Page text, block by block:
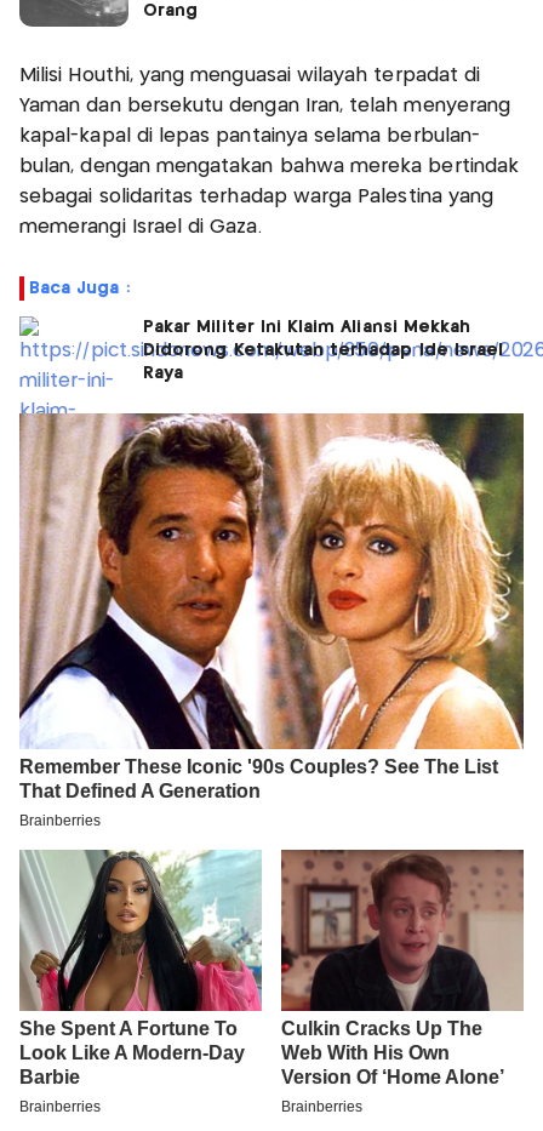
Orang
Milisi Houthi, yang menguasai wilayah terpadat di
Yaman dan bersekutu dengan Iran, telah menyerang
kapal-kapal di lepas pantainya selama berbulan-
bulan, dengan mengatakan bahwa mereka bertindak
sebagai solidaritas terhadap warga Palestina yang
memerangi Israel di Gaza.
Baca Juga :
Pakar Militer Ini Klaim Aliansi Mekkah
Didorong Ketakutan terhadap Ide Israel
Raya